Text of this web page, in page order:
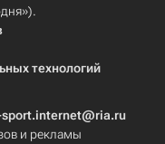
технологий
sport.internet@ria.ru
и рекламы